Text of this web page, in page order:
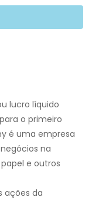
lucro líquido
o primeiro
é uma empresa
na
e outros
ações da